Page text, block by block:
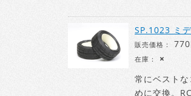
SP.1023 ミ
販売価格：
在庫：
×
常にベスト
めに交換。